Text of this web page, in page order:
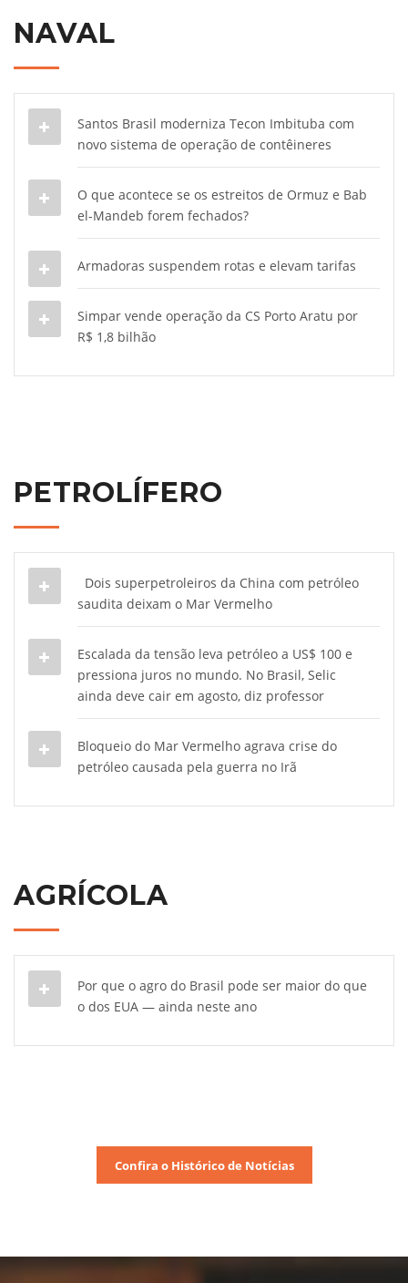
NAVAL
Santos Brasil moderniza Tecon Imbituba com
novo sistema de operação de contêineres
O que acontece se os estreitos de Ormuz e Bab
el-Mandeb forem fechados?
Armadoras suspendem rotas e elevam tarifas
Simpar vende operação da CS Porto Aratu por
R$ 1,8 bilhão
PETROLÍFERO
Dois superpetroleiros da China com petróleo
saudita deixam o Mar Vermelho
Escalada da tensão leva petróleo a US$ 100 e
pressiona juros no mundo. No Brasil, Selic
ainda deve cair em agosto, diz professor
Bloqueio do Mar Vermelho agrava crise do
petróleo causada pela guerra no Irã
AGRÍCOLA
Por que o agro do Brasil pode ser maior do que
o dos EUA — ainda neste ano
Confira o Histórico de Notícias